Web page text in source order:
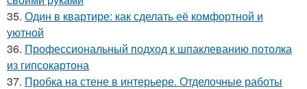
35. Один в квартире: как сделать её комфортной и
уютной
36. Профессиональный подход к шпаклеванию потолка
из гипсокартона
37. Пробка на стене в интерьере. Отделочные работы